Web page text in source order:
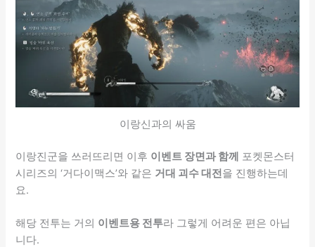
이랑신과의 싸움
이랑진군을 쓰러뜨리면 이후 이벤트 장면과 함께 포켓몬스터
시리즈의 ‘거다이맥스’와 같은 거대 괴수 대전 을 진행하는데
요.
해당 전투는 거의 이벤트용 전투라 그렇게 어려운 편은 아닙
니다.